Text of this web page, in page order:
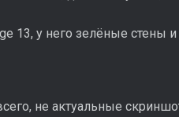
13, у него зелёные стены
не актуальные